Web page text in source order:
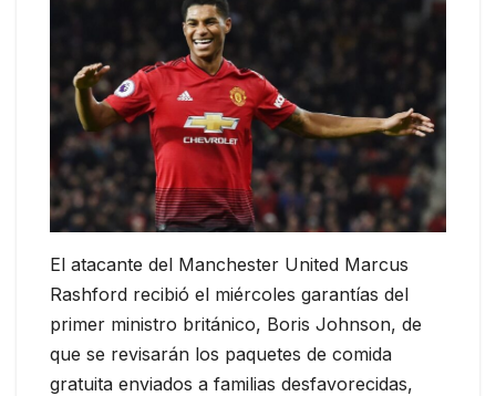
El atacante del Manchester United Marcus
Rashford recibió el miércoles garantías del
primer ministro británico, Boris Johnson, de
que se revisarán los paquetes de comida
gratuita enviados a familias desfavorecidas,